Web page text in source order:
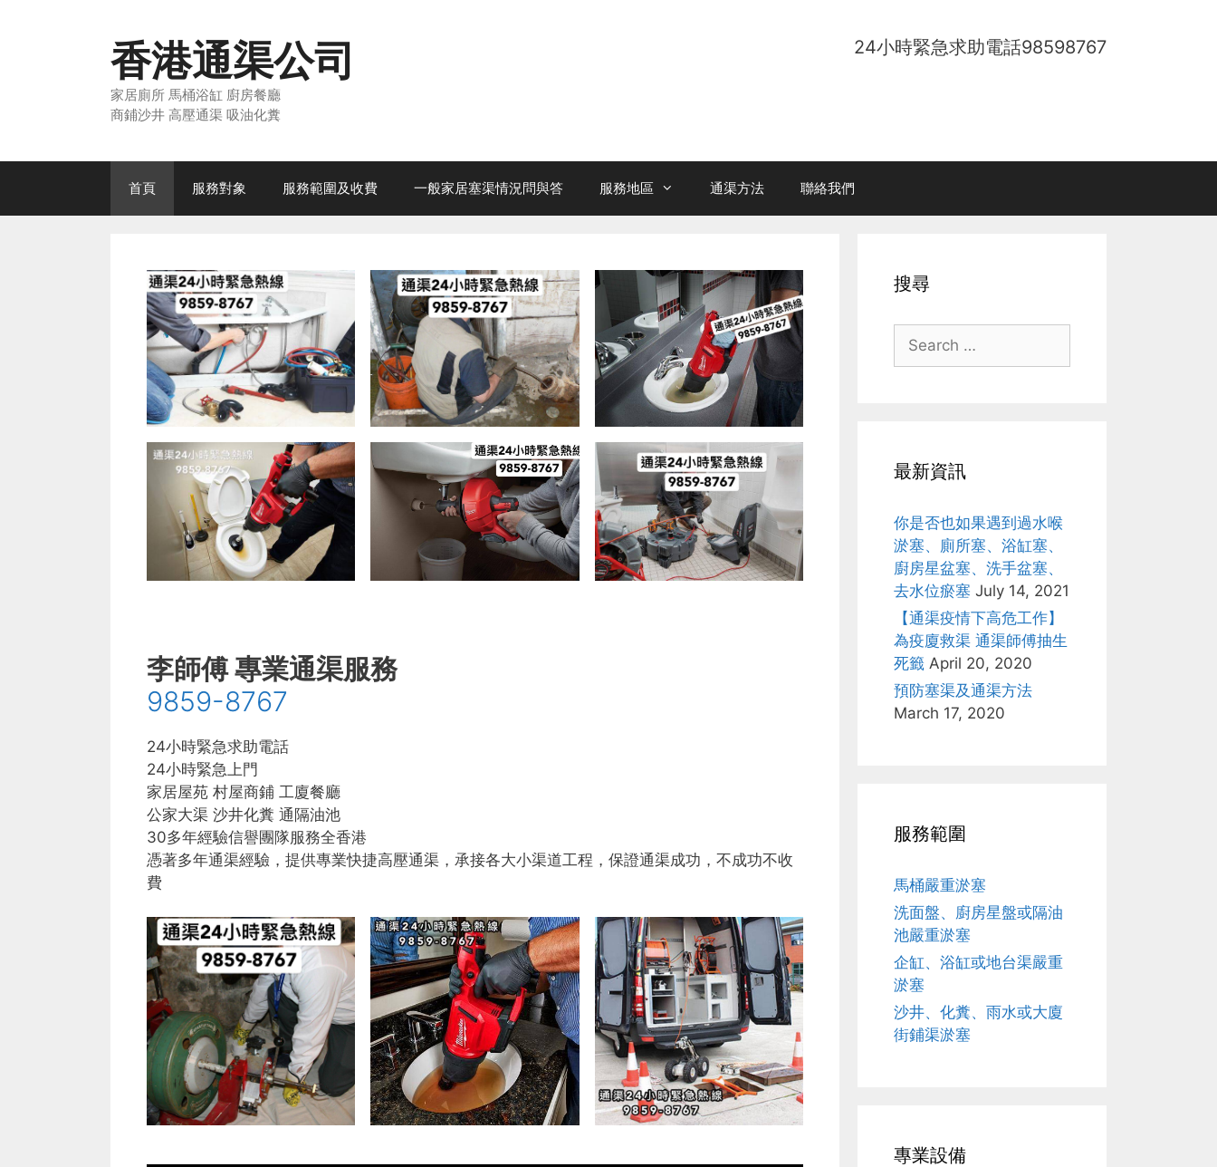
24小時緊急求助電話98598767
香港通渠公司
家居廁所 馬桶浴缸 廚房餐廳
商鋪沙井 高壓通渠 吸油化糞
首頁 服務對象 服務範圍及收費 一般家居塞渠情況問與答 服務地區 通渠方法 聯絡我們
李師傅 專業通渠服務
9859-8767
24小時緊急求助電話
24小時緊急上門
家居屋苑 村屋商鋪 工廈餐廳
公家大渠 沙井化糞 通隔油池
30多年經驗信譽團隊服務全香港
憑著多年通渠經驗，提供專業快捷高壓通渠，承接各大小渠道工程，保證通渠成功，不成功不收
費
搜尋
Search
for:
最新資訊
你是否也如果遇到過水喉
淤塞、廁所塞、浴缸塞、
廚房星盆塞、洗手盆塞、
去水位瘀塞 July 14, 2021
【通渠疫情下高危工作】
為疫廈救渠 通渠師傅抽生
死籤 April 20, 2020
預防塞渠及通渠方法
March 17, 2020
服務範圍
馬桶嚴重淤塞
洗面盤、廚房星盤或隔油
池嚴重淤塞
企缸、浴缸或地台渠嚴重
淤塞
沙井、化糞、雨水或大廈
街鋪渠淤塞
專業設備